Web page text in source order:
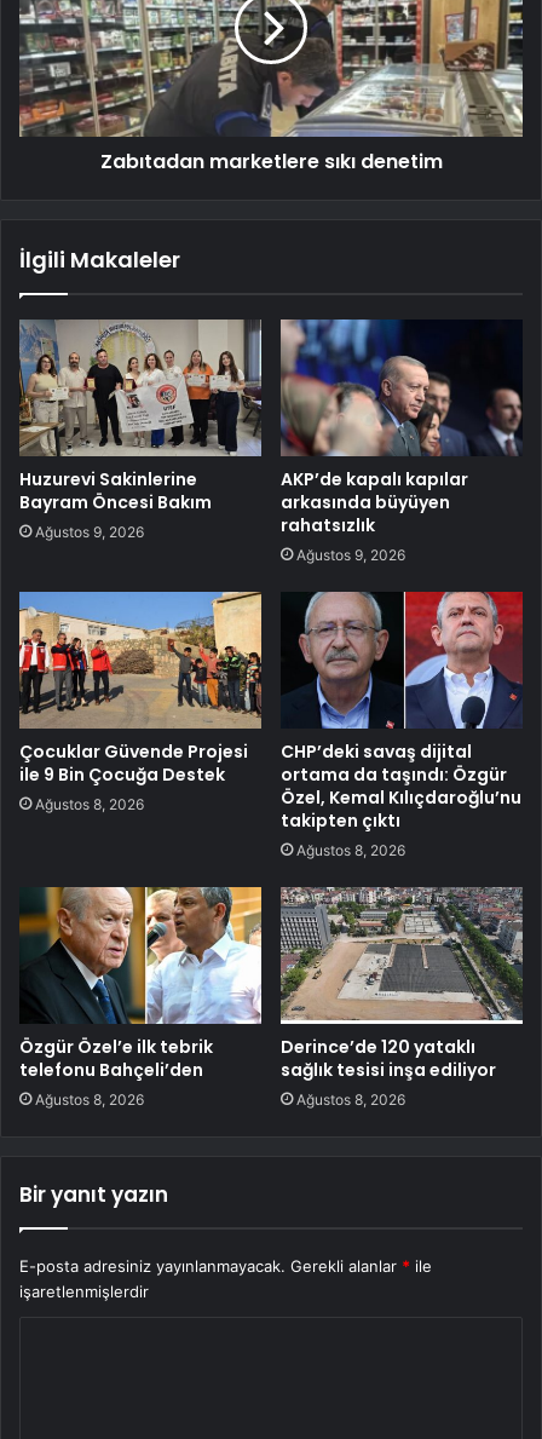
Zabıtadan marketlere sıkı denetim
İlgili Makaleler
Huzurevi Sakinlerine
Bayram Öncesi Bakım
Ağustos 9, 2026
AKP’de kapalı kapılar
arkasında büyüyen
rahatsızlık
Ağustos 9, 2026
Çocuklar Güvende Projesi
ile 9 Bin Çocuğa Destek
Ağustos 8, 2026
CHP’deki savaş dijital
ortama da taşındı: Özgür
Özel, Kemal Kılıçdaroğlu’nu
takipten çıktı
Ağustos 8, 2026
Özgür Özel’e ilk tebrik
telefonu Bahçeli’den
Ağustos 8, 2026
Derince’de 120 yataklı
sağlık tesisi inşa ediliyor
Ağustos 8, 2026
Bir yanıt yazın
E-posta adresiniz yayınlanmayacak. Gerekli alanlar * ile
işaretlenmişlerdir